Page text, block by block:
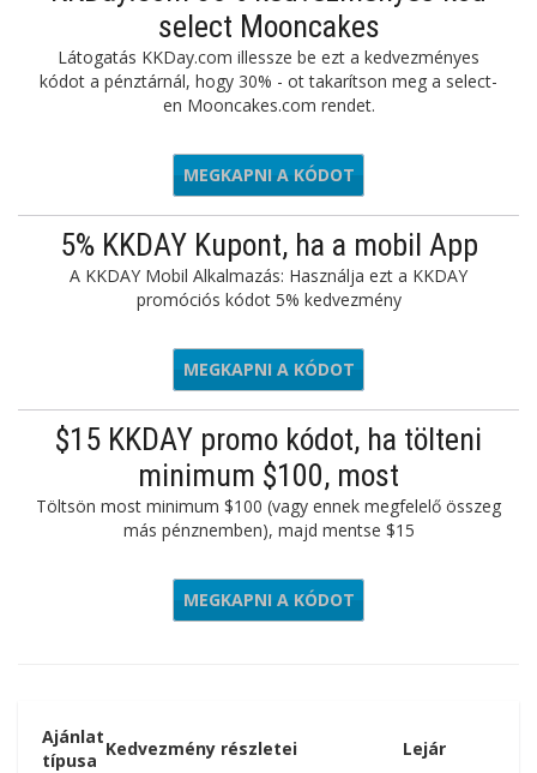
select Mooncakes
Látogatás KKDay.com illessze be ezt a kedvezményes
kódot a pénztárnál, hogy 30% - ot takarítson meg a select-
en Mooncakes.com rendet.
OONCAKE
MEGKAPNI A KÓDOT
5% KKDAY Kupont, ha a mobil App
A KKDAY Mobil Alkalmazás: Használja ezt a KKDAY
promóciós kódot 5% kedvezmény
APP5OFF
MEGKAPNI A KÓDOT
$15 KKDAY promo kódot, ha tölteni
minimum $100, most
Töltsön most minimum $100 (vagy ennek megfelelő összeg
más pénznemben), majd mentse $15
KKCF15
MEGKAPNI A KÓDOT
Ajánlat
típusa
Kedvezmény részletei Lejár